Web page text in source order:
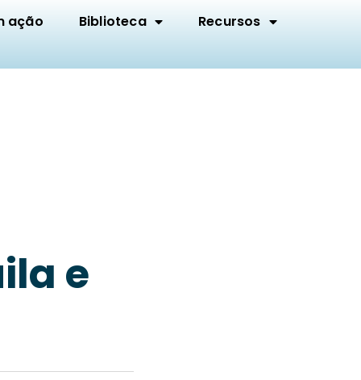
ação Biblioteca Recursos
e